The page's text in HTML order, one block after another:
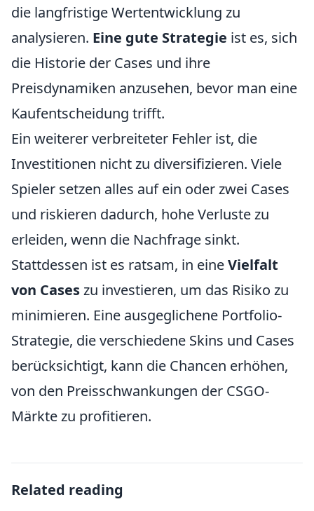
die langfristige Wertentwicklung zu
analysieren. Eine gute Strategie ist es, sich
die Historie der Cases und ihre
Preisdynamiken anzusehen, bevor man eine
Kaufentscheidung trifft.
Ein weiterer verbreiteter Fehler ist, die
Investitionen nicht zu diversifizieren. Viele
Spieler setzen alles auf ein oder zwei Cases
und riskieren dadurch, hohe Verluste zu
erleiden, wenn die Nachfrage sinkt.
Stattdessen ist es ratsam, in eineVielfalt
von Caseszu investieren, um das Risiko zu
minimieren. Eine ausgeglichene Portfolio-
Strategie, die verschiedene Skins und Cases
berücksichtigt, kann die Chancen erhöhen,
von den Preisschwankungen der CSGO-
Märkte zu profitieren.
Related reading